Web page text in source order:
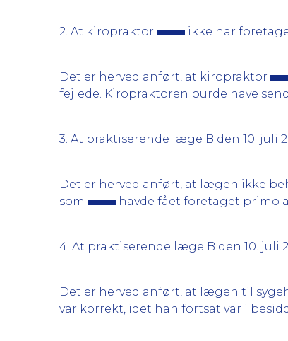
2. At kiropraktor ikke har
Det er herved anført, at kiropraktor
fejlede. Kiropraktoren burde have
3. At praktiserende læge B den 10.
Det er herved anført, at lægen ikke
som
havde fået foretaget primo
4. At praktiserende læge B den 10.
Det er herved anført, at lægen til
var korrekt, idet han fortsat var i